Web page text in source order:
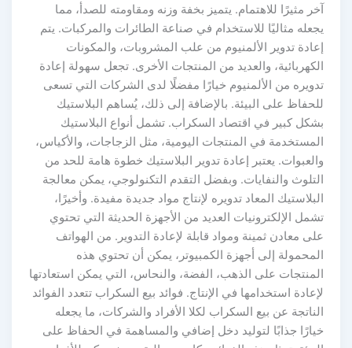
آخر مثيرًا للاهتمام. يتميز بخفة وزنه ومقاومته للصدأ، مما
يجعله مثاليًا للاستخدام في صناعة الطائرات والمركبات. يتم
إعادة تدوير الألمنيوم من علب المشروبات، والمكونات
الكهربائية، والعديد من المنتجات الأخرى. تجعل سهولة إعادة
تدويره من الألمنيوم خيارًا مفضلًا لدى الشركات التي تسعى
للحفاظ على البيئة. بالإضافة إلى ذلك، يُساهم البلاستيك
بشكل كبير في اقتصاد السكراب. تشمل أنواع البلاستيك
المستخدمة في المنتجات اليومية، مثل الزجاجات، والأكياس،
والعبوات. يعتبر إعادة تدوير البلاستيك خطوة هامة للحد من
التلوث والنفايات. وبفضل التقدم التكنولوجي، يمكن معالجة
البلاستيك المعاد تدويره لإنتاج مواد جديدة مفيدة. وأخيرًا،
تشمل الإلكترونيات العديد من الأجهزة الحديثة التي تحتوي
على معادن ثمينة ومواد قابلة لإعادة التدوير. من الهواتف
المحمولة إلى أجهزة الكمبيوتر، يمكن أن تحتوي هذه
المنتجات على الذهب، الفضة، والنحاس، التي يمكن استعادتها
لإعادة استخدامها في الإنتاج. فوائد بيع السكراب تتعدد الفوائد
الناتجة عن بيع السكراب لكلا الأفراد والشركات، ما يجعله
خيارًا جذابًا لتوليد دخل إضافي والمساهمة في الحفاظ على